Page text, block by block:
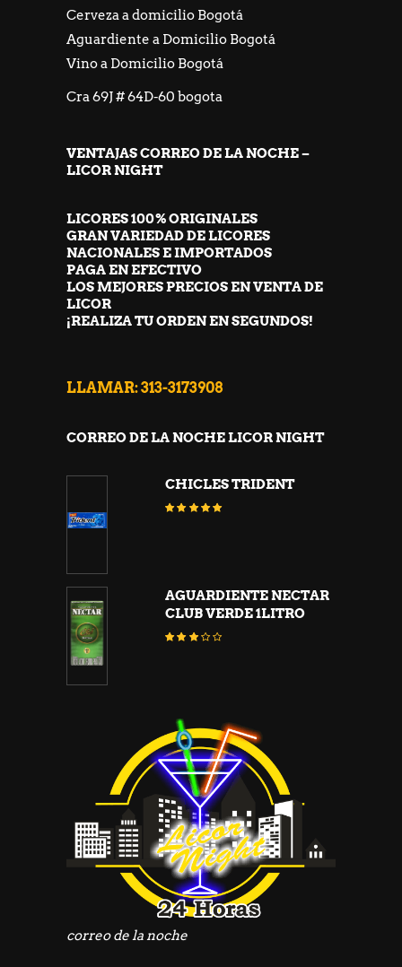
Cerveza a domicilio Bogotá
Aguardiente a Domicilio Bogotá
Vino a Domicilio Bogotá
Cra 69J # 64D-60 bogota
VENTAJAS CORREO DE LA NOCHE –
LICOR NIGHT
LICORES 100% ORIGINALES
GRAN VARIEDAD DE LICORES
NACIONALES E IMPORTADOS
PAGA EN EFECTIVO
LOS MEJORES PRECIOS EN VENTA DE
LICOR
¡REALIZA TU ORDEN EN SEGUNDOS!
LLAMAR: 313-3173908
CORREO DE LA NOCHE LICOR NIGHT
CHICLES TRIDENT
AGUARDIENTE NECTAR
CLUB VERDE 1LITRO
correo de la noche